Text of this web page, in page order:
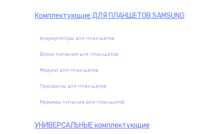
Комплектующие ДЛЯ ПЛАНШЕТОВ SAMSUNG
Аккумуляторы для планшетов
Блоки питания для планшетов
Модули для планшетов
Тачскрины для планшетов
Разъемы питания для планшетов
УНИВЕРСАЛЬНЫЕкомплектующие